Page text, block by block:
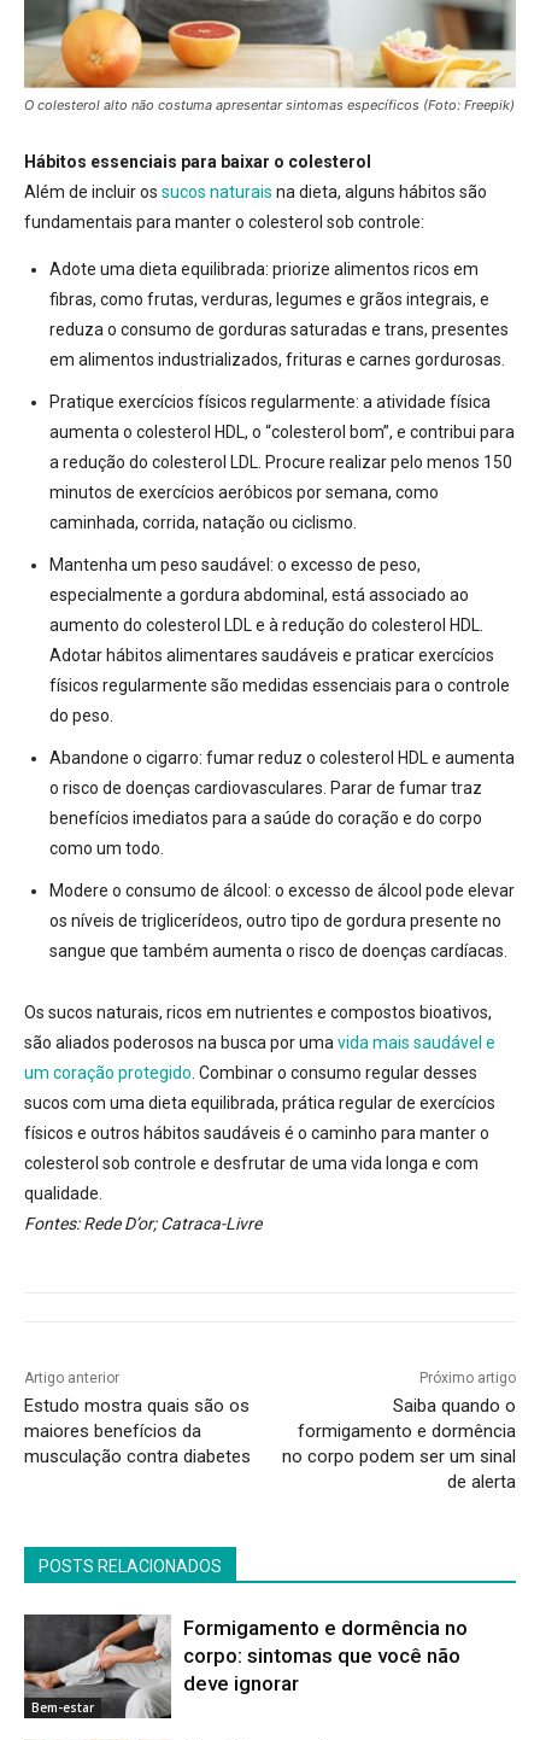
O colesterol alto não costuma apresentar sintomas específicos (Foto: Freepik)
Hábitos essenciais para baixar o colesterol
Além de incluir os sucos naturais na dieta, alguns hábitos são
fundamentais para manter o colesterol sob controle:
Adote uma dieta equilibrada: priorize alimentos ricos em
fibras, como frutas, verduras, legumes e grãos integrais, e
reduza o consumo de gorduras saturadas e trans, presentes
em alimentos industrializados, frituras e carnes gordurosas.
Pratique exercícios físicos regularmente: a atividade física
aumenta o colesterol HDL, o “colesterol bom”, e contribui para
a redução do colesterol LDL. Procure realizar pelo menos 150
minutos de exercícios aeróbicos por semana, como
caminhada, corrida, natação ou ciclismo.
Mantenha um peso saudável: o excesso de peso,
especialmente a gordura abdominal, está associado ao
aumento do colesterol LDL e à redução do colesterol HDL.
Adotar hábitos alimentares saudáveis e praticar exercícios
físicos regularmente são medidas essenciais para o controle
do peso.
Abandone o cigarro: fumarreduz o colesterol HDL e aumenta
o risco de doenças cardiovasculares. Parar de fumar traz
benefícios imediatos para a saúde do coração e do corpo
como um todo.
Modere o consumo de álcool: o excesso de álcool pode elevar
os níveis de triglicerídeos, outro tipo de gordura presente no
sangue que também aumenta o risco de doenças cardíacas.
Os sucos naturais, ricos em nutrientes e compostos bioativos,
são aliados poderosos na busca por umavida mais saudável e
um coração protegido. Combinar o consumo regular desses
sucos com uma dieta equilibrada, prática regular de exercícios
físicos e outros hábitos saudáveis é o caminho para manter o
colesterol sob controle e desfrutar de uma vida longa e com
qualidade.
Fontes: Rede D’or; Catraca-Livre
Artigo anterior
Estudo mostra quais são os
maiores benefícios da
musculação contra diabetes
Próximo artigo
Saiba quando o
formigamento e dormência
no corpo podem ser um sinal
de alerta
POSTS RELACIONADOS
Bem-estar
Formigamento e dormência no
corpo: sintomas que você não
deve ignorar